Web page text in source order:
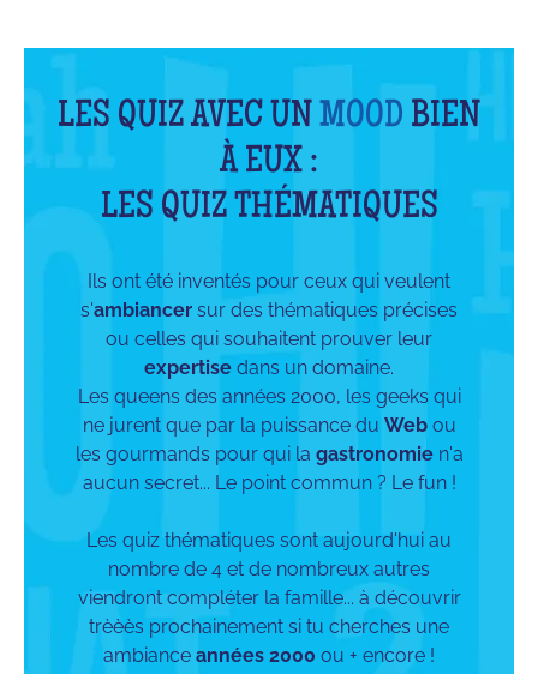
LES QUIZ AVEC UN MOOD BIEN
À EUX :
LES QUIZ THÉMATIQUES
Ils ont été inventés pour ceux qui veulent
s'ambiancer sur des thématiques précises
ou celles qui souhaitent prouver leur
expertise dans un domaine.
Les queens des années 2000, les geeks qui
ne jurent que par la puissance du Webou
les gourmands pour qui la gastronomien'a
aucun secret... Le point commun ? Le fun !
Les quiz thématiques sont aujourd'hui au
nombre de 4 et de nombreux autres
viendront compléter la famille... à découvrir
trèèès prochainement si tu cherches une
ambiance années 2000 ou + encore !